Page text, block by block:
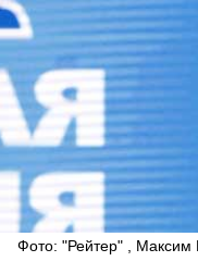
Фото: "Рейтер" , Максим